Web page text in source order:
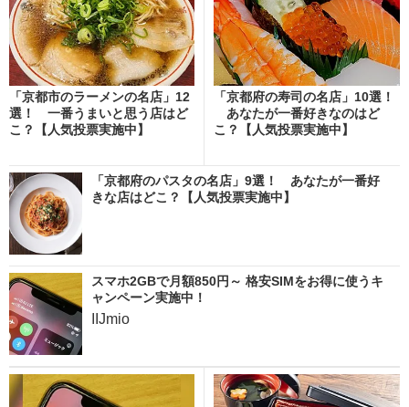
「京都市のラーメンの名店」12
選！ 一番うまいと思う店はど
こ？【人気投票実施中】
「京都府の寿司の名店」10選！
あなたが一番好きなのはど
こ？【人気投票実施中】
「京都府のパスタの名店」9選！ あなたが一番好
きな店はどこ？【人気投票実施中】
スマホ2GBで月額850円～ 格安SIMをお得に使うキ
ャンペーン実施中！
IIJmio